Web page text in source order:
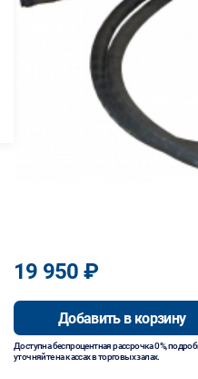
19 950 ₽
Добавить в корзину
Доступна беспроцентная рассрочка 0%,
уточняйте на кассах в торговых залах.